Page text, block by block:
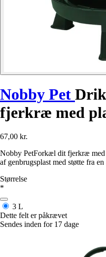
Nobby Pet
fjerkræ med
67,00 kr.
Nobby PetForkæl dit fjerkræ
af genbrugsplast med støtte fra
Størrelse
*
3 L
Dette felt er påkrævet
Sendes inden for 17 dage